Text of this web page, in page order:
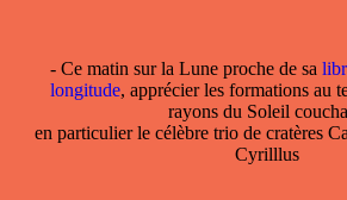
- Ce matin sur la Lune proche de sa
longitude, apprécier les formations au
rayons du Soleil
en particulier le célèbre trio de cratères
Cyrilllus